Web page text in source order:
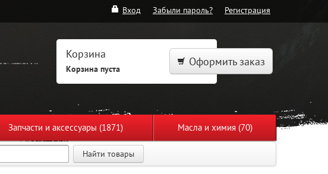
Вход Забыли пароль? Регистрация
Корзина
Корзина пуста
Оформить заказ
Запчасти и аксессуары (1871) Масла и химия (70)
Найти товары